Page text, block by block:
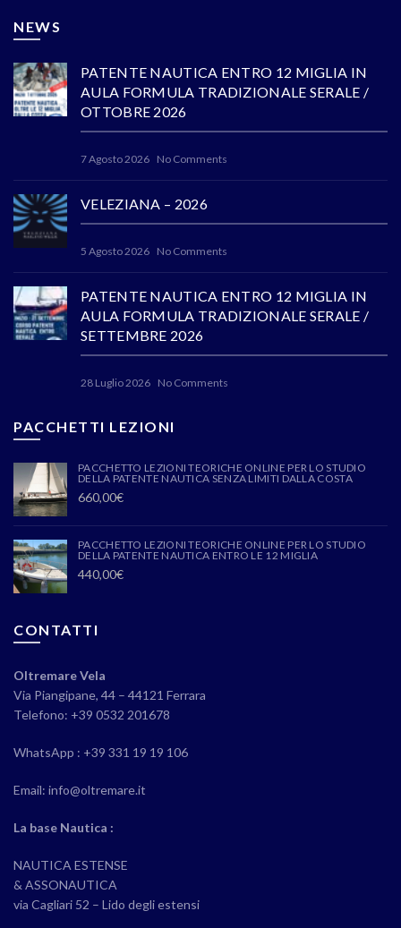
NEWS
PATENTE NAUTICA ENTRO 12 MIGLIA IN
AULA FORMULA TRADIZIONALE SERALE /
OTTOBRE 2026
7 Agosto 2026 No Comments
VELEZIANA – 2026
5 Agosto 2026 No Comments
PATENTE NAUTICA ENTRO 12 MIGLIA IN
AULA FORMULA TRADIZIONALE SERALE /
SETTEMBRE 2026
28 Luglio 2026 No Comments
PACCHETTI LEZIONI
PACCHETTO LEZIONI TEORICHE ONLINE PER LO STUDIO
DELLA PATENTE NAUTICA SENZA LIMITI DALLA COSTA
660,00€
PACCHETTO LEZIONI TEORICHE ONLINE PER LO STUDIO
DELLA PATENTE NAUTICA ENTRO LE 12 MIGLIA
440,00€
CONTATTI
Oltremare Vela
Via Piangipane, 44 – 44121 Ferrara
Telefono: +39 0532 201678
WhatsApp : +39 331 19 19 106
Email: info@oltremare.it
La base Nautica :
NAUTICA ESTENSE
& ASSONAUTICA
via Cagliari 52 – Lido degli estensi